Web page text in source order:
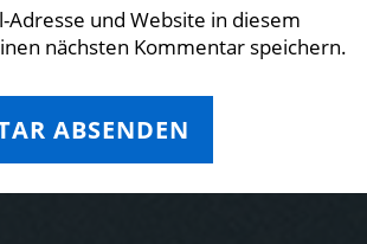
Adresse und Website in diesem
nächsten Kommentar speichern.